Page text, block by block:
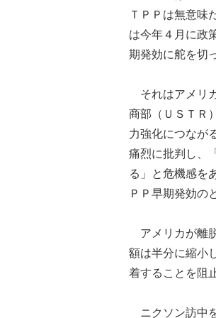
ＴＰＰは無意味
は今年４月に政
期発効に舵を切
それはアメリ
商部（ＵＳＴＲ
力強化につなが
痛烈に批判し、
る」と危機感を
ＰＰ早期発効の
アメリカが離
額は半分に縮小
着することを阻
ニクソン訪中